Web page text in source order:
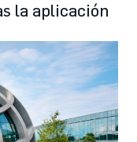
la aplicación